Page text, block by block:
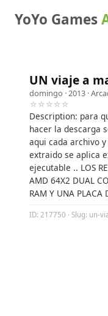
YoYo Games
UN viaje a
domingo · 2013 ·
☆☆☆☆☆
Description: para
hacer la descarga
aqui cada archivo
extraido se aplica
ejecutable .. LOS
AMD 64X2 DUAL
RAM Y UNA PLACA
ID: 217750 · Slug: un-